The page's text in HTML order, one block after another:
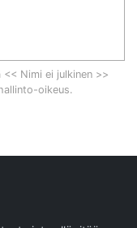
<< Nimi ei julkinen >>
oikeus.